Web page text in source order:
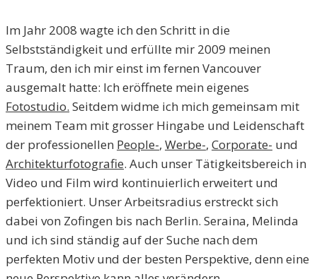
Im Jahr 2008 wagte ich den Schritt in die
Selbstständigkeit und erfüllte mir 2009 meinen
Traum, den ich mir einst im fernen Vancouver
ausgemalt hatte: Ich eröffnete mein eigenes
Fotostudio. Seitdem widme ich mich gemeinsam mit
meinem Team mit grosser Hingabe und Leidenschaft
der professionellen People-, Werbe-, Corporate- und
Architekturfotografie. Auch unser Tätigkeitsbereich in
Video und Film wird kontinuierlich erweitert und
perfektioniert. Unser Arbeitsradius erstreckt sich
dabei von Zofingen bis nach Berlin. Seraina, Melinda
und ich sind ständig auf der Suche nach dem
perfekten Motiv und der besten Perspektive, denn eine